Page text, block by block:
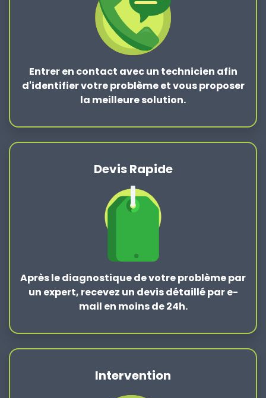
Entrer en contact avec un technicien afin
d'identifier votre problème et vous proposer
la meilleure solution.
Devis Rapide
Après lediagnostique de votre problèmepar
un expert, recevez un devis détaillé par e-
mail en moins de 24h.
Intervention